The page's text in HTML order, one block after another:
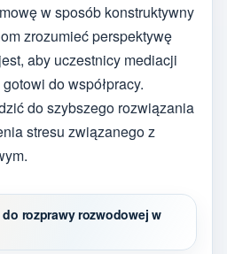
w sposób konstruktywny
zrozumieć perspektywę
aby uczestnicy mediacji
do współpracy.
do szybszego rozwiązania
stresu związanego z
rozprawy rozwodowej w